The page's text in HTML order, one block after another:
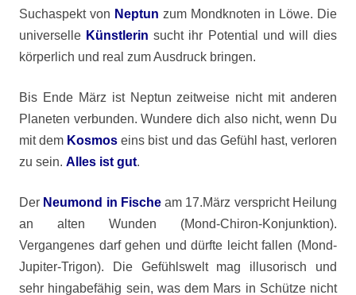
Suchaspekt von Neptun zum Mondknoten in Löwe. Die
universelle Künstlerin sucht ihr Potential und will dies
körperlich und real zum Ausdruck bringen.
Bis Ende März ist Neptun zeitweise nicht mit anderen
Planeten verbunden. Wundere dich also nicht, wenn Du
mit dem Kosmos eins bist und das Gefühl hast, verloren
zu sein. Alles ist gut.
Der Neumond in Fischeam 17.März verspricht Heilung
an alten Wunden (Mond-Chiron-Konjunktion).
Vergangenes darf gehen und dürfte leicht fallen (Mond-
Jupiter-Trigon). Die Gefühlswelt mag illusorisch und
sehr hingabefähig sein, was dem Mars in Schütze nicht